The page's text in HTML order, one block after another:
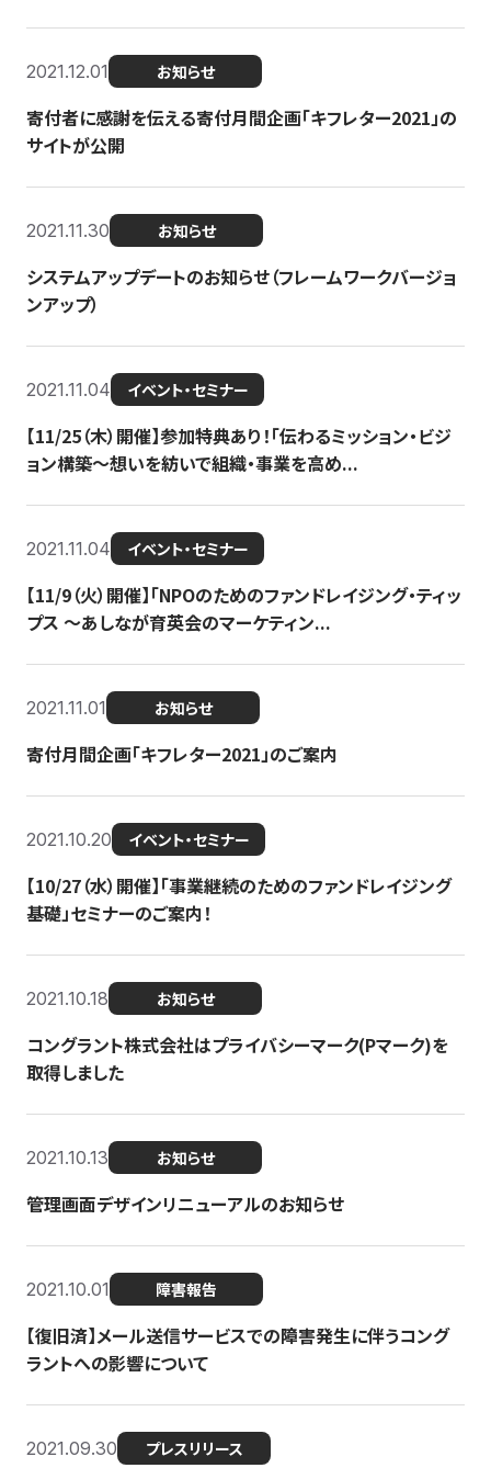
2021.12.01 お知らせ
寄付者に感謝を伝える寄付月間企画「キフレター2021」の
サイトが公開
2021.11.30 お知らせ
システムアップデートのお知らせ（フレームワークバージョ
ンアップ）
2021.11.04 イベント・セミナー
【11/25（木）開催】参加特典あり！「伝わるミッション・ビジ
ョン構築〜想いを紡いで組織・事業を高め...
2021.11.04 イベント・セミナー
【11/9（火）開催】「NPOのためのファンドレイジング・ティッ
プス 〜あしなが育英会のマーケティン...
2021.11.01 お知らせ
寄付月間企画「キフレター2021」のご案内
2021.10.20 イベント・セミナー
【10/27（水）開催】「事業継続のためのファンドレイジング
基礎」セミナーのご案内！
2021.10.18 お知らせ
コングラント株式会社はプライバシーマーク(Pマーク)を
取得しました
2021.10.13 お知らせ
管理画面デザインリニューアルのお知らせ
2021.10.01 障害報告
【復旧済】メール送信サービスでの障害発生に伴うコング
ラントへの影響について
2021.09.30 プレスリリース